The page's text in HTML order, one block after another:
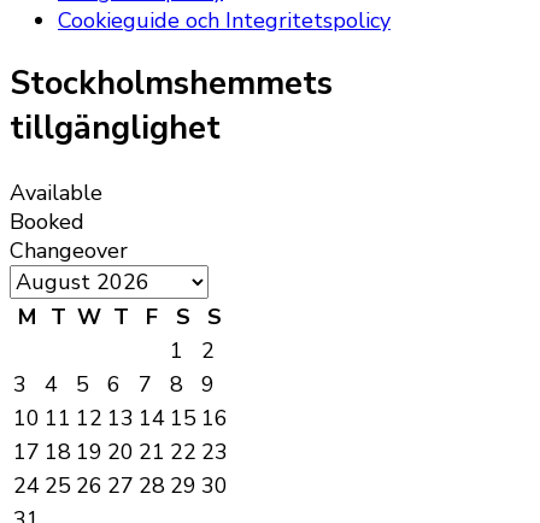
Cookieguide och Integritetspolicy
Stockholmshemmets
tillgänglighet
Available
Booked
Changeover
M T W T F S
S
1
2
3
4 5 6 7 8
9
10 11 12 13 14 15 16
17 18 19 20 21 22 23
24 25 26 27 28 29 30